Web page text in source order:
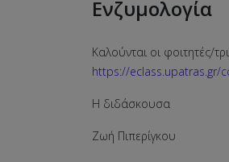
Ενζυμολογία
Καλούνται οι φοιτητές/
https://eclass.upatras.gr/
Η διδάσκουσα
Ζωή Πιπερίγκου